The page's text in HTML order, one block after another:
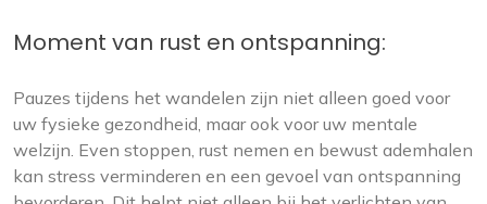
Moment van rust en ontspanning:
Pauzes tijdens het wandelen zijn niet alleen goed voor
uw fysieke gezondheid, maar ook voor uw mentale
welzijn. Even stoppen, rust nemen en bewust ademhalen
kan stress verminderen en een gevoel van ontspanning